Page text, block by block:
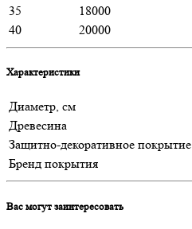
35
18000
40
20000
Характеристики
Диаметр, см
Древесина
Защитно-декоративное покрытие
Бренд покрытия
Вас могут заинтересовать